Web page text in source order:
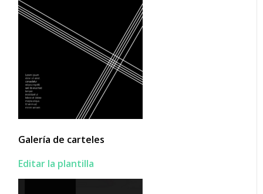
Galería de carteles
Editar la plantilla